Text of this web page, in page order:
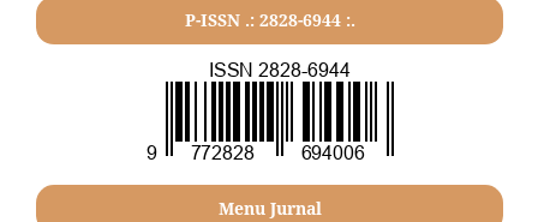
P-ISSN .: 2828-6944 :.
Menu Jurnal